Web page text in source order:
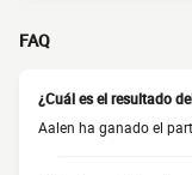
FAQ
¿Cuál es el resultado
Aalen ha ganado el